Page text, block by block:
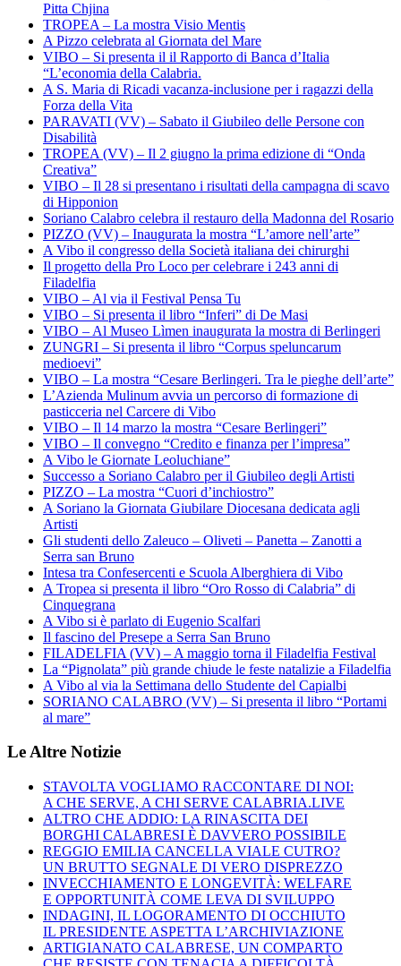
Pitta Chjina
TROPEA – La mostra Visio Mentis
A Pizzo celebrata al Giornata del Mare
VIBO – Si presenta il il Rapporto di Banca d’Italia
“L’economia della Calabria.
A S. Maria di Ricadi vacanza-inclusione per i ragazzi della
Forza della Vita
PARAVATI (VV) – Sabato il Giubileo delle Persone con
Disabilità
TROPEA (VV) – Il 2 giugno la prima edizione di “Onda
Creativa”
VIBO – Il 28 si presentano i risultati della campagna di scavo
di Hipponion
Soriano Calabro celebra il restauro della Madonna del Rosario
PIZZO (VV) – Inaugurata la mostra “L’amore nell’arte”
A Vibo il congresso della Società italiana dei chirurghi
Il progetto della Pro Loco per celebrare i 243 anni di
Filadelfia
VIBO – Al via il Festival Pensa Tu
VIBO – Si presenta il libro “Inferi” di De Masi
VIBO – Al Museo Lìmen inaugurata la mostra di Berlingeri
ZUNGRI – Si presenta il libro “Corpus speluncarum
medioevi”
VIBO – La mostra “Cesare Berlingeri. Tra le pieghe dell’arte”
L’Azienda Mulinum avvia un percorso di formazione di
pasticceria nel Carcere di Vibo
VIBO – Il 14 marzo la mostra “Cesare Berlingeri”
VIBO – Il convegno “Credito e finanza per l’impresa”
A Vibo le Giornate Leoluchiane”
Successo a Soriano Calabro per il Giubileo degli Artisti
PIZZO – La mostra “Cuori d’inchiostro”
A Soriano la Giornata Giubilare Diocesana dedicata agli
Artisti
Gli studenti dello Zaleuco – Oliveti – Panetta – Zanotti a
Serra san Bruno
Intesa tra Confesercenti e Scuola Alberghiera di Vibo
A Tropea si presenta il libro “Oro Rosso di Calabria” di
Cinquegrana
A Vibo si è parlato di Eugenio Scalfari
Il fascino del Presepe a Serra San Bruno
FILADELFIA (VV) – A maggio torna il Filadelfia Festival
La “Pignolata” più grande chiude le feste natalizie a Filadelfia
A Vibo al via la Settimana dello Studente del Capialbi
SORIANO CALABRO (VV) – Si presenta il libro “Portami
al mare”
Le Altre Notizie
STAVOLTA VOGLIAMO RACCONTARE DI NOI:
A CHE SERVE, A CHI SERVE CALABRIA.LIVE
ALTRO CHE ADDIO: LA RINASCITA DEI
BORGHI CALABRESI È DAVVERO POSSIBILE
REGGIO EMILIA CANCELLA VIALE CUTRO?
UN BRUTTO SEGNALE DI VERO DISPREZZO
INVECCHIAMENTO E LONGEVITÀ: WELFARE
E OPPORTUNITÀ COME LEVA DI SVILUPPO
INDAGINI, IL LOGORAMENTO DI OCCHIUTO
IL PRESIDENTE ASPETTA L’ARCHIVIAZIONE
ARTIGIANATO CALABRESE, UN COMPARTO